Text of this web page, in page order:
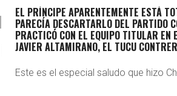
EL PRÍNCIPE APARENTEMENTE ESTÁ
PARECÍA DESCARTARLO DEL PARTIDO
PRACTICÓ CON EL EQUIPO TITULAR EN
JAVIER ALTAMIRANO, EL TUCU
Este es el especial saludo que hizo